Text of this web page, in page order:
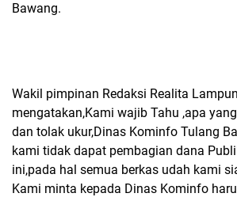
Bawang.
Wakil pimpinan Redaksi Realita
mengatakan,Kami wajib Tahu ,apa
dan tolak ukur,Dinas Kominfo Tulang
kami tidak dapat pembagian dana
ini,pada hal semua berkas udah kami
Kami minta kepada Dinas Kominfo